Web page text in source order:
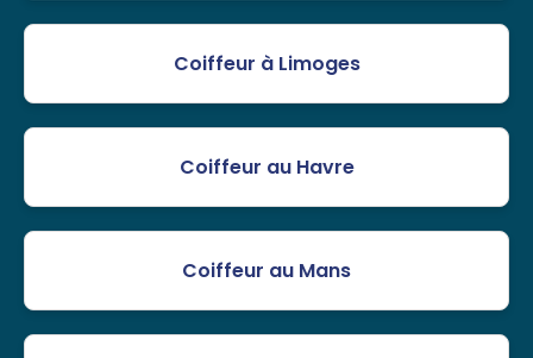
Coiffeur à Limoges
Coiffeur au Havre
Coiffeur au Mans